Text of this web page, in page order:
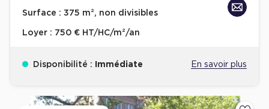
Surface : 375 m², non divisibles
Loyer : 750 € HT/HC/m²/an
Disponibilité : Immédiate En savoir plus